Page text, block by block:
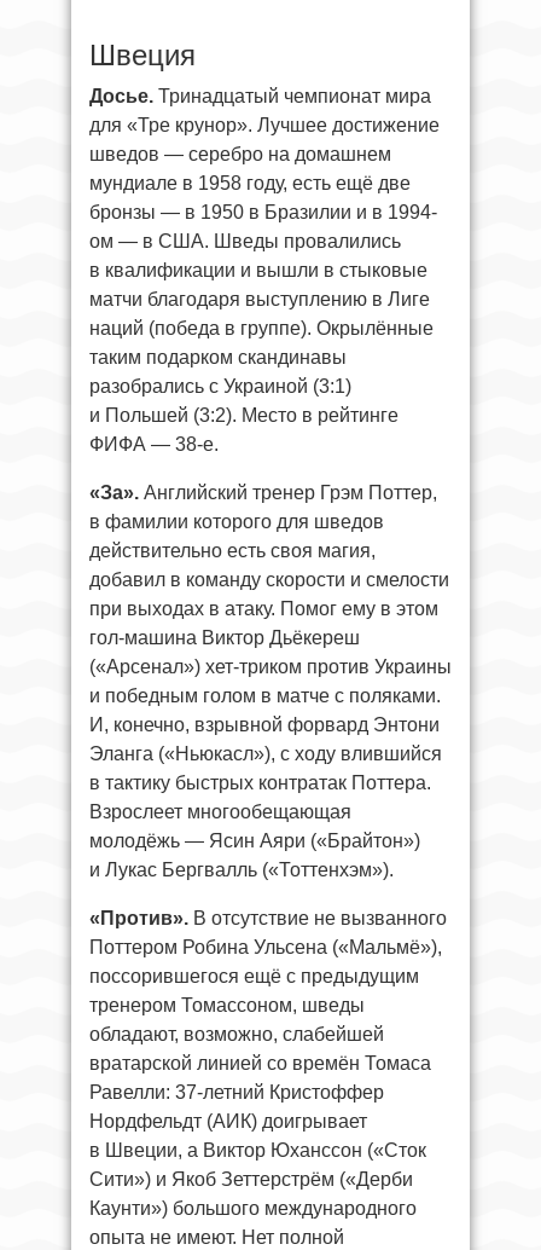
Швеция
Досье. Тринадцатый чемпионат мира
для «Тре крунор». Лучшее достижение
шведов — серебро на домашнем
мундиале в 1958 году, есть ещё две
бронзы — в 1950 в Бразилии и в 1994-
ом — в США. Шведы провалились
в квалификации и вышли в стыковые
матчи благодаря выступлению в Лиге
наций (победа в группе). Окрылённые
таким подарком скандинавы
разобрались с Украиной (3:1)
и Польшей (3:2). Место в рейтинге
ФИФА — 38-е.
«За». Английский тренер Грэм Поттер,
в фамилии которого для шведов
действительно есть своя магия,
добавил в команду скорости и смелости
при выходах в атаку. Помог ему в этом
гол-машина Виктор Дьёкереш
(«Арсенал») хет-триком против Украины
и победным голом в матче с поляками.
И, конечно, взрывной форвард Энтони
Эланга («Ньюкасл»), с ходу влившийся
в тактику быстрых контратак Поттера.
Взрослеет многообещающая
молодёжь — Ясин Аяри («Брайтон»)
и Лукас Бергвалль («Тоттенхэм»).
«Против». В отсутствие не вызванного
Поттером Робина Ульсена («Мальмё»),
поссорившегося ещё с предыдущим
тренером Томассоном, шведы
обладают, возможно, слабейшей
вратарской линией со времён Томаса
Равелли: 37-летний Кристоффер
Нордфельдт (АИК) доигрывает
в Швеции, а Виктор Юханссон («Сток
Сити») и Якоб Зеттерстрём («Дерби
Каунти») большого международного
опыта не имеют. Нет полной